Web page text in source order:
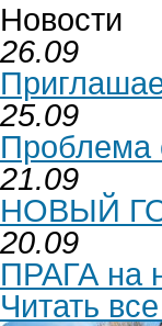
Новости
26.09
25.09
Проблема
21.09
НОВЫЙ
20.09
ПРАГА на
Читать